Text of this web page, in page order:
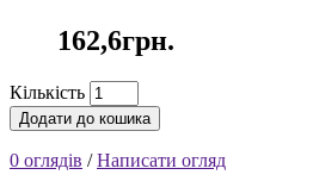
162,6грн.
Кількість
Додати до кошика
0 оглядів /Написати огляд